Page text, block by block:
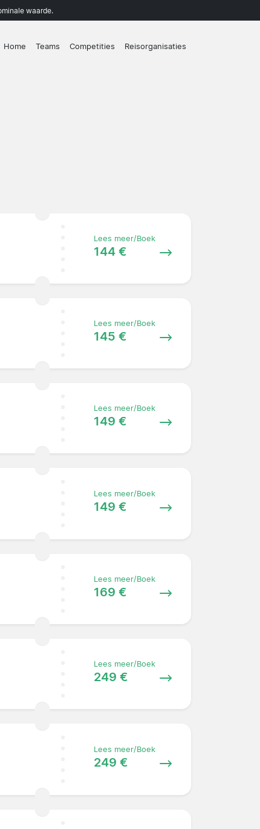
waarde.
Home Teams Competities Reisorganisaties
Lees meer/Boek
144 €
Lees meer/Boek
145 €
Lees meer/Boek
149 €
Lees meer/Boek
149 €
Lees meer/Boek
169 €
Lees meer/Boek
249 €
Lees meer/Boek
249 €